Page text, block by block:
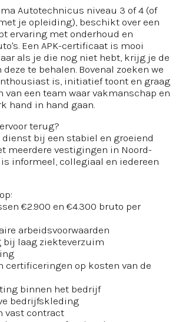
Autotechnicus niveau 3 of 4 (of
je opleiding), beschikt over een
ervaring met onderhoud en
Een APK-certificaat is mooi
als je die nog niet hebt, krijg je de
te behalen. Bovenal zoeken we
is, initiatief toont en graag
van een team waar vakmanschap en
hand in hand gaan.
terug?
bij een stabiel en groeiend
meerdere vestigingen in Noord-
is informeel, collegiaal en iedereen
€2.900 en €4.300 bruto per
arbeidsvoorwaarden
bij laag ziekteverzuim
certificeringen op kosten van de
binnen het bedrijf
bedrijfskleding
vast contract